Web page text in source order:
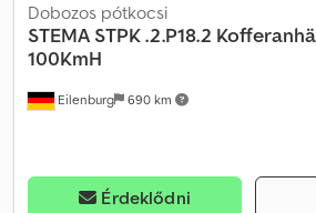
Eilenburg 690 km
Dobozos pótkocsi
STEMA STPK .2.P18.2
100KmH
Érdeklődni